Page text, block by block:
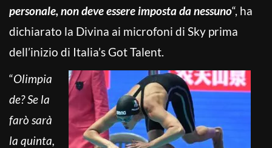
personale, non deve essere imposta da nessuno“, ha
dichiarato la Divina ai microfoni di Sky prima
dell’inizio di Italia’s Got Talent.
“Olimpia
de? Se la
farò sarà
la quinta,